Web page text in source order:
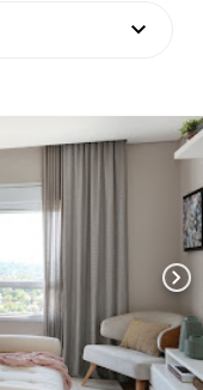
keyboard_arrow_down
chevron_right